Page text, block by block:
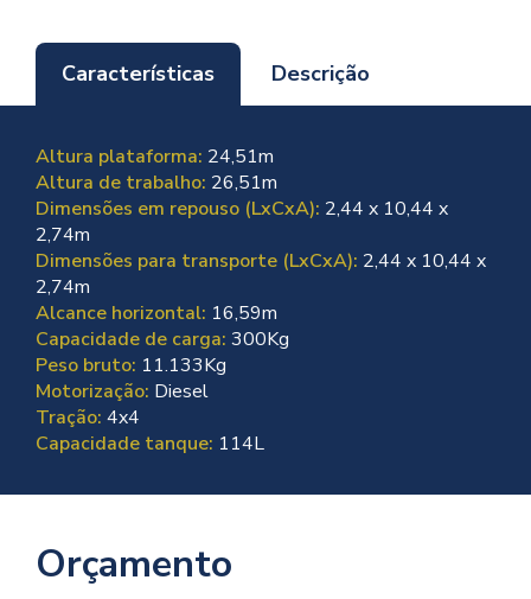
Características Descrição
Altura plataforma: 24,51m
Altura de trabalho: 26,51m
Dimensões em repouso (LxCxA): 2,44 x 10,44 x
2,74m
Dimensões para transporte (LxCxA): 2,44 x 10,44 x
2,74m
Alcance horizontal: 16,59m
Capacidade de carga: 300Kg
Peso bruto: 11.133Kg
Motorização: Diesel
Tração: 4x4
Capacidade tanque: 114L
Orçamento